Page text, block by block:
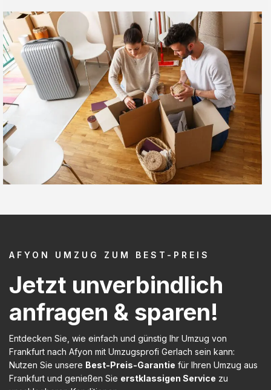
AFYON UMZUG ZUM BEST-PREIS
Jetzt unverbindlich
anfragen & sparen!
Entdecken Sie, wie einfach und günstig Ihr Umzug von
Frankfurt nach Afyon mit Umzugsprofi Gerlach sein kann:
Nutzen Sie unsere Best-Preis-Garantie für Ihren Umzug aus
Frankfurt und genießen Sie erstklassigen Service zu